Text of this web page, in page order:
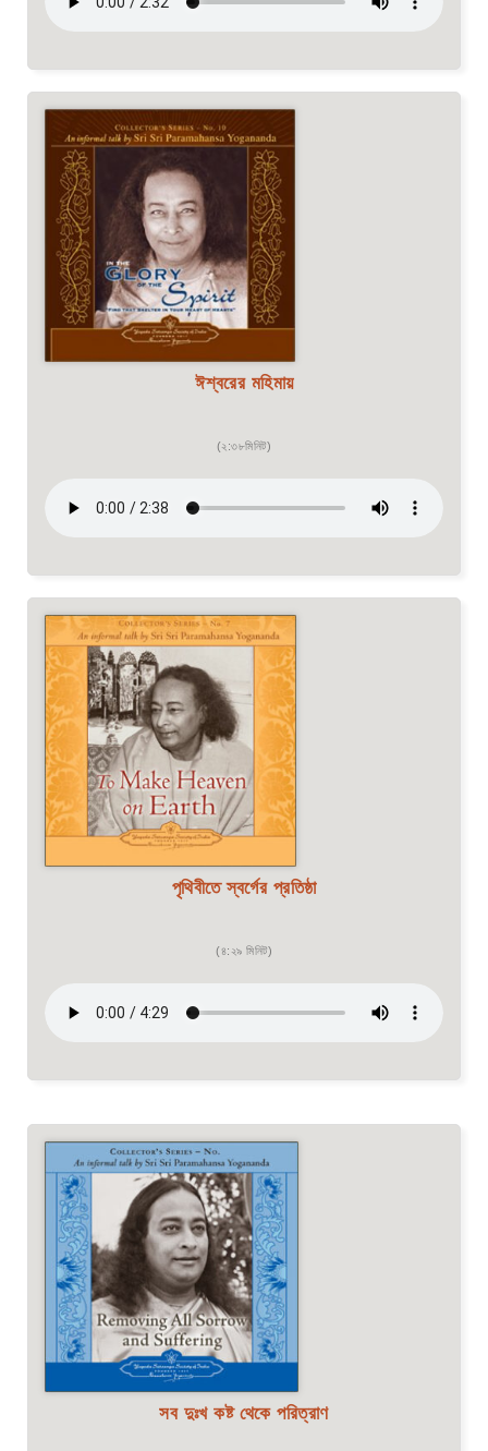
ঈশ্বরের মহিমায়
(২:৩৮মিনিট)
পৃথিবীতে স্বর্গের প্রতিষ্ঠা
(৪:২৯ মিনিট)
সব দুঃখ কষ্ট থেকে পরিত্রাণ